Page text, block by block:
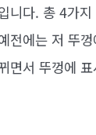
니다. 총 4가
전에는 저 뚜
면서 뚜껑에